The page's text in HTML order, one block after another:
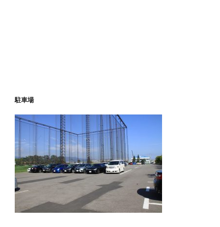
駐車場